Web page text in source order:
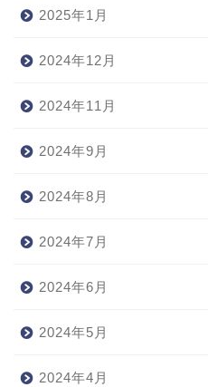
2025年1月
2024年12月
2024年11月
2024年9月
2024年8月
2024年7月
2024年6月
2024年5月
2024年4月